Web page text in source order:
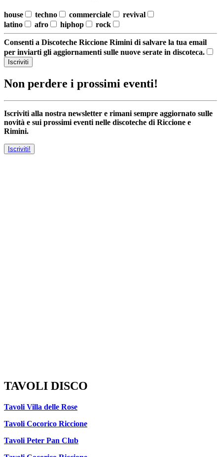
house techno commerciale
revival
latino
afro hiphop rock
Consenti a Discoteche Riccione Rimini di salvare la tua email
per inviarti gli aggiornamenti sulle nuove serate in discoteca.
Iscriviti
Non perdere i prossimi eventi!
Iscriviti alla nostra newsletter e rimani sempre aggiornato sulle
novità e sui prossimi eventi nelle discoteche di Riccione e
Rimini.
Iscriviti!
TAVOLI DISCO
Tavoli Villa delle Rose
Tavoli Cocorico Riccione
Tavoli Peter Pan Club